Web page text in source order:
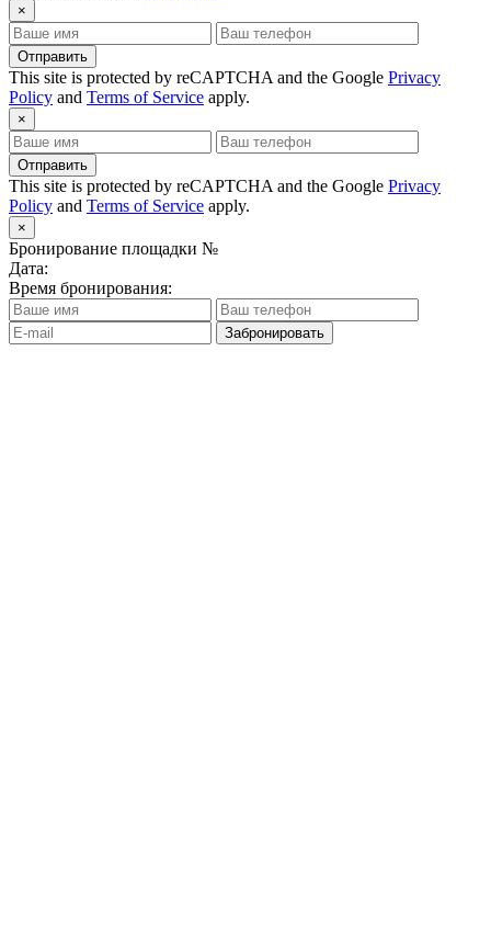
×
Отправить
This site is protected by reCAPTCHA and the Google Privacy
Policy and Terms of Service apply.
×
Отправить
This site is protected by reCAPTCHA and the Google Privacy
Policy and Terms of Service apply.
×
Бронирование площадки №
Дата:
Время бронирования:
Забронировать